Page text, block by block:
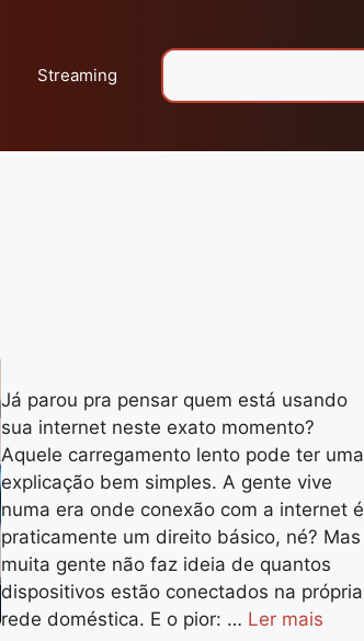
Streaming
Já parou pra pensar quem está usando
sua internet neste exato momento?
Aquele carregamento lento pode ter uma
explicação bem simples. A gente vive
numa era onde conexão com a internet é
praticamente um direito básico, né? Mas
muita gente não faz ideia de quantos
dispositivos estão conectados na própria
rede doméstica. E o pior: … Ler mais